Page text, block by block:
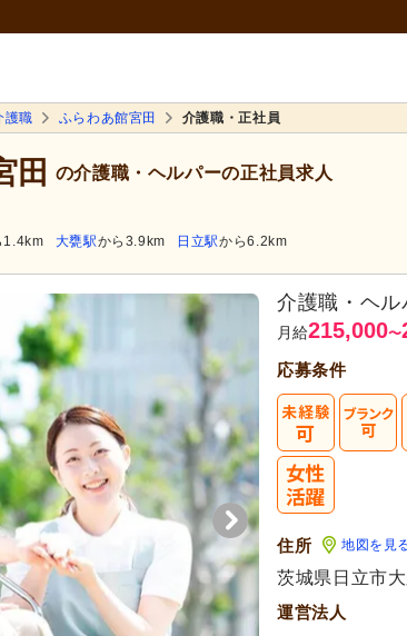
護職 ふらわあ館宮田 介護職・正社員
田 の介護職・ヘルパーの正社員求人
1.4km 大甕駅から3.9km 日立駅から6.2km
介護職・ヘル
月給215,000〜
応募条件
住所 地図を見
茨城県日立市
運営法人